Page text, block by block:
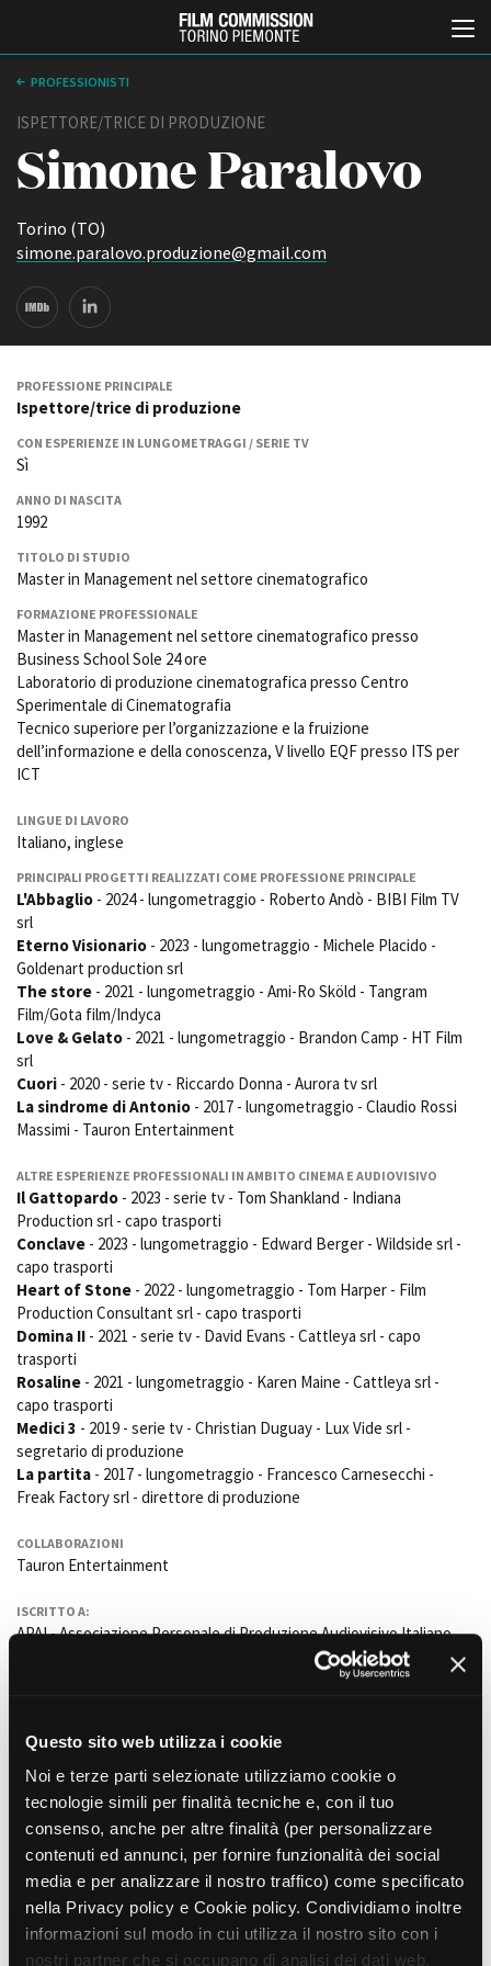
Questo sito web utilizza i cookie
Noi e terze parti selezionate utilizziamo cookie o
tecnologie simili per finalità tecniche e, con il tuo
consenso, anche per altre finalità (per personalizzare
contenuti ed annunci, per fornire funzionalità dei social
media e per analizzare il nostro traffico) come specificato
nella Privacy policy e Cookie policy. Condividiamo inoltre
informazioni sul modo in cui utilizza il nostro sito con i
nostri partner che si occupano di analisi dei dati web,
Chi siamo
Storia della Fondazione
Contatti
Rete regionale
Amministrazione
trasparente
Bandi e gare
Sostenibilità ambientale
SERVIZI
Servizi generali
Location scouting
Spazi nella sede FCTP
Sala Paolo Tenna
FILM FUNDS
Piemonte Film Tv Fund
Development Fund
Piemonte Doc Film Fund
Short Film Fund
Società di produzione
Strutture di servizio
Professionisti
Beginners
LOCATION GUIDE
FILM DATABASE
BOOK DATABASE
NEWS
CASTING
Avenue Cove - Erasmus +
Open Day
FESTIVAL, MARKETS,
AWARDS
International Film Festival
Rotterdam
Berlinale Internationalen
Filmfestspiele Berlin
Mostra Internazionale d’Arte
Cinematografica Venezia
Toronto International Film
Festival
Festa del Cinema di Roma
Torino Film Festival
David di Donatello
Premio Solinas
profilo
Location - Nuovo utente
Newsletter
Stage - Tirocini - Scuola e
Lavoro
Elenco Operatori Economici
economia
Amministrazione trasparente
Contatti
Privacy
PROFESSIONISTI
ISPETTORE/TRICE DI PRODUZIONE
Simone Paralovo
Torino (TO)
simone.paralovo.produzione@gmail.com
PROFESSIONE PRINCIPALE
Ispettore/trice di produzione
CON ESPERIENZE IN LUNGOMETRAGGI / SERIE TV
Sì
ANNO DI NASCITA
1992
TITOLO DI STUDIO
Master in Management nel settore cinematografico
FORMAZIONE PROFESSIONALE
Master in Management nel settore cinematografico presso
Business School Sole 24 ore
Laboratorio di produzione cinematografica presso Centro
Sperimentale di Cinematografia
Tecnico superiore per l’organizzazione e la fruizione
dell’informazione e della conoscenza, V livello EQF presso ITS per
ICT
LINGUE DI LAVORO
Italiano, inglese
PRINCIPALI PROGETTI REALIZZATI COME PROFESSIONE PRINCIPALE
L'Abbaglio - 2024 - lungometraggio - Roberto Andò - BIBI Film TV
srl
Eterno Visionario - 2023 - lungometraggio - Michele Placido -
Goldenart production srl
The store - 2021 - lungometraggio - Ami-Ro Sköld - Tangram
Film/Gota film/Indyca
Love & Gelato - 2021 - lungometraggio - Brandon Camp - HT Film
srl
Cuori - 2020 - serie tv - Riccardo Donna - Aurora tv srl
La sindrome di Antonio - 2017 - lungometraggio - Claudio Rossi
Massimi - Tauron Entertainment
ALTRE ESPERIENZE PROFESSIONALI IN AMBITO CINEMA E AUDIOVISIVO
Il Gattopardo - 2023 - serie tv - Tom Shankland - Indiana
Production srl - capo trasporti
Conclave - 2023 - lungometraggio - Edward Berger - Wildside srl -
capo trasporti
Heart of Stone - 2022 - lungometraggio - Tom Harper - Film
Production Consultant srl - capo trasporti
Domina II - 2021 - serie tv - David Evans - Cattleya srl - capo
trasporti
Rosaline - 2021 - lungometraggio - Karen Maine - Cattleya srl -
capo trasporti
Medici 3 - 2019 - serie tv - Christian Duguay - Lux Vide srl -
segretario di produzione
La partita - 2017 - lungometraggio - Francesco Carnesecchi -
Freak Factory srl - direttore di produzione
COLLABORAZIONI
Tauron Entertainment
ISCRITTO A:
APAI - Associazione Personale di Produzione Audiovisivo Italiano
database
Il Gattopardo
Tom Shankland, Giuseppe Capotondi
(episodio 4) e Laura Luchetti (episodio 5). ,
Italia/UK, 2023, 6 x 55'
Indiana Production SpA e Moonage Pictures
LUNGOMETRAGGI
The Store